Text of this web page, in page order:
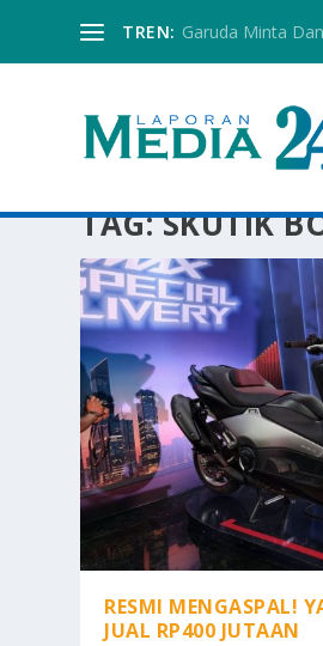
TREN: Garuda Minta
TAG:SKUTIK
RESMI MENGASPAL!
JUAL RP400 JUTAAN